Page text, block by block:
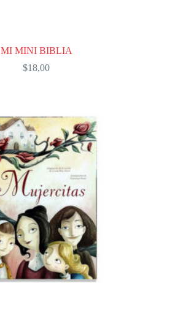
MI MINI BIBLIA
$18,00